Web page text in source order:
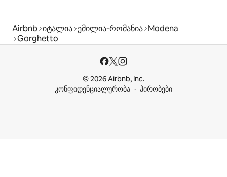
Airbnb იტალია ემილია-რომანია Modena
Gorghetto
© 2026 Airbnb, Inc.
კონფიდენციალურობა
პირობები